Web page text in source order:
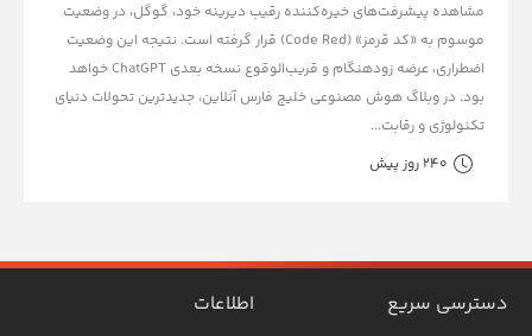
مشاهده پیشرفت‌های خیره‌کننده رقیب دیرینه خود، گوگل، در وضعیت
موسوم به «کد قرمز» (Code Red) قرار گرفته است. نتیجه این وضعیت
اضطراری، عرضه زودهنگام و قریب‌الوقوع نسخه بعدی ChatGPT خواهد
بود. در وبلاگ هوش مصنوعی خلیج فارس آنلاین، جدیدترین تحولات دنیای
تکنولوژی و رقابت...
240 روز پیش
دسترسی سریع اطلاعات